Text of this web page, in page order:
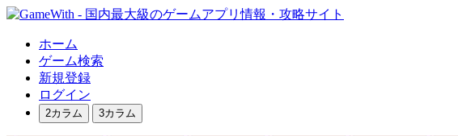
ホーム
ゲーム検索
新規登録
ログイン
2カラム 3カラム